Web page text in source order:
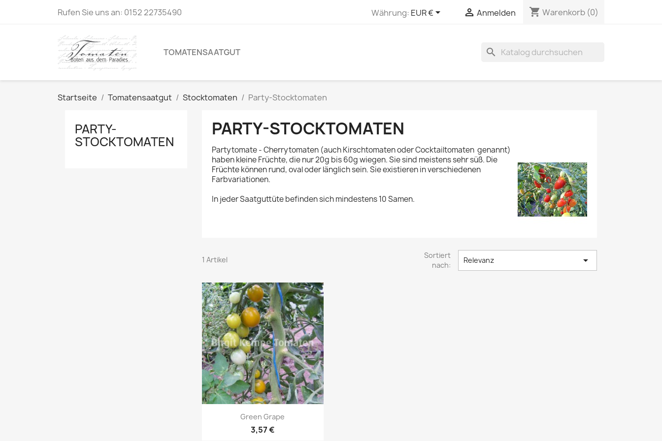
Rufen Sie uns an: 0152 22735490 Währung: EUR €  Anmelden shopping_cart Warenkorb (0)
TOMATENSAATGUT search
Startseite Tomatensaatgut Stocktomaten Party-Stocktomaten
PARTY-
STOCKTOMATEN
PARTY-STOCKTOMATEN
Partytomate - Cherrytomaten (auch Kirschtomaten oder Cocktailtomaten genannt)
haben kleine Früchte, die nur 20g bis 60g wiegen. Sie sind meistens sehr süß. Die
Früchte können rund, oval oder länglich sein. Sie existieren in verschiedenen
Farbvariationen.
In jeder Saatguttüte befinden sich mindestens 10 Samen.
1 Artikel
Sortiert
nach:
Relevanz 
Vorschau
Green Grape
3,57 €